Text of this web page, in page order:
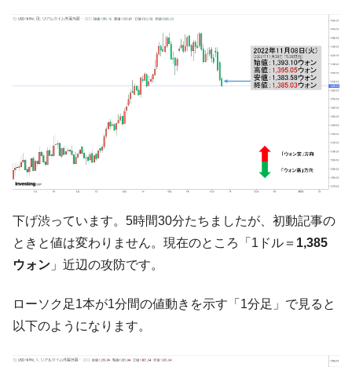
『Money1』
韓国は「中国と同じく」投資に不適格な国
『韓国銀行』が「金の保有量を増やしま
す」⇒「金を経由するドル入手」手段ではないのか？
韓国･外為取引量「1日当たり1,214.4億ド
ル」まで拡大 ⇒ 海外資金の動きに強く左右される状態
『Money1』
韓国･帰ってきた李在明。李在明を支持しな
い「50.5％」に上昇
『Money1』
韓国大統領府ボンクラ政策室長が告発され
断
『Money1』
韓国･警察職員が「丸刈りになって抗議活
動」
『Money1』
中国だけが鉄鋼輸出を異常増加させる ⇒ 中
国の過剰生産が世界を蝕む。
種は全般的「不調」⇒ PSIが示す現況は決して良くない。
下げ渋っています。5時間30分たちましたが、初動記事の
ときと値は変わりません。現在のところ「1ドル＝ 1,385
ウォン 」近辺の攻防です。
ローソク足1本が1分間の値動きを示す「1分足」で見ると
以下のようになります。